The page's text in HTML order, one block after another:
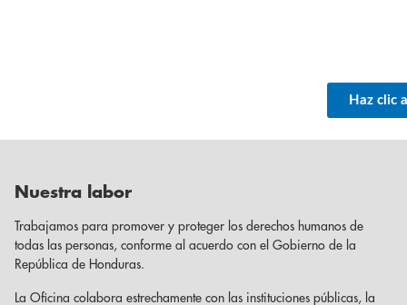
Haz clic
Nuestra labor
Trabajamos para promover y proteger los derechos humanos de
todas las personas, conforme al acuerdo con el Gobierno de la
República de Honduras.
La Oficina colabora estrechamente con las instituciones públicas, la